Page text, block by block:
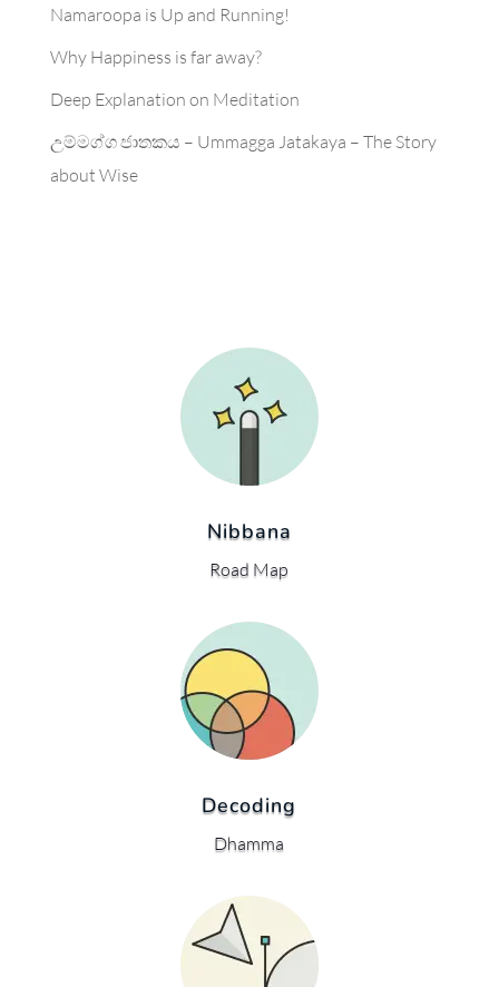
Namaroopa is Up and Running!
Why Happiness is far away?
Deep Explanation on Meditation
උම්මග්ග ජාතකය – Ummagga Jatakaya – The Story
about Wise
Nibbana
Road Map
Decoding
Dhamma